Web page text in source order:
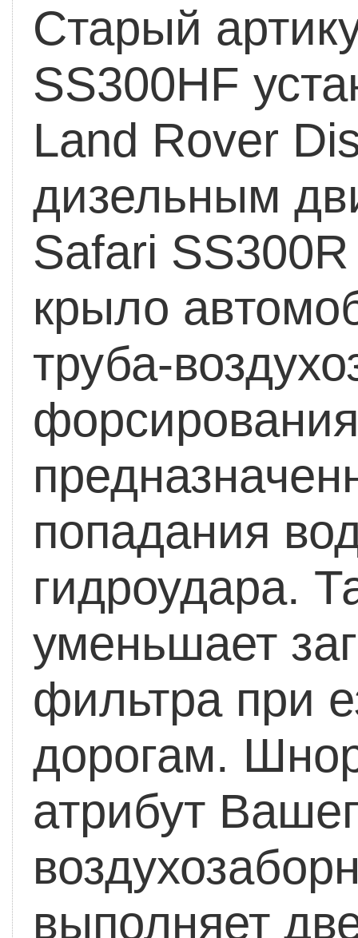
Старый
SS300HF
Land Rover
дизельным
Safari
крыло
труба-
попадания
гидроудара.
уменьшает
фильтра при
дорогам.
атрибут
выполняет